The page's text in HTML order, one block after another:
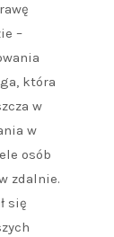
–
która
w
w
osób
zdalnie.
się